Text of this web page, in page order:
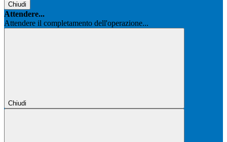
Chiudi
Attendere...
Attendere il completamento dell'operazione...
Chiudi